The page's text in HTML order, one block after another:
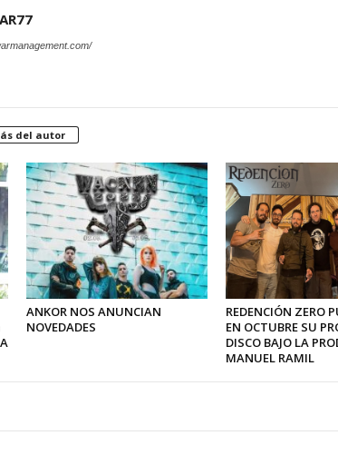
del autor
ANKOR NOS ANUNCIAN
NOVEDADES
REDENCIÓN ZERO
EN OCTUBRE SU
DISCO BAJO LA
MANUEL RAMIL